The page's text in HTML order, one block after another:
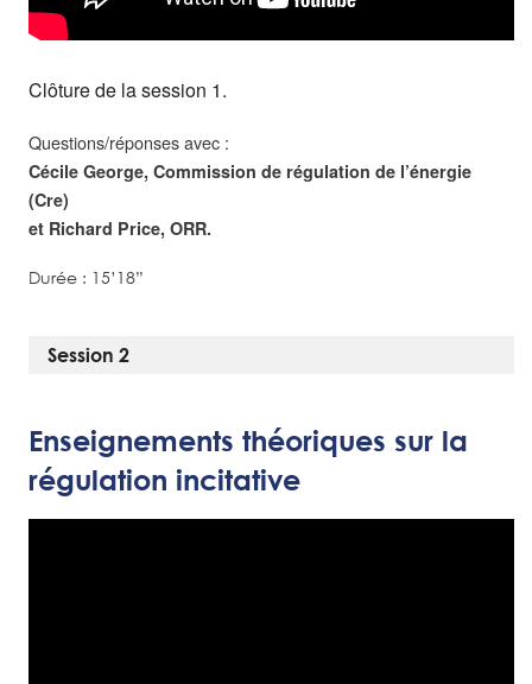
Clôture de la session 1.
Questions/réponses avec :
Cécile George, Commission de régulation de l’énergie
(Cre)
et Richard Price, ORR.
Durée : 15’18”
Session 2
Enseignements théoriques sur la
régulation incitative